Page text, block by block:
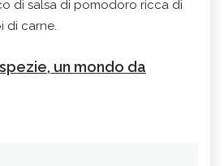
di salsa di pomodoro ricca di
di carne.
un mondo da